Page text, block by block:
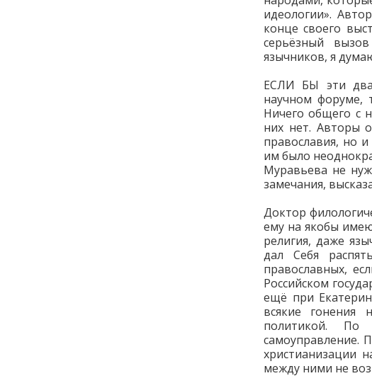
идеологии».
конце своего
серьёзный
язычников, я
ЕСЛИ БЫ эти два
научном форуме,
Ничего общего с
них нет. Авторы
православия, но
им было
Муравьева не
замечания,
Доктор
ему на якобы
религия, даже
дал Себя
православных,
Российском
ещё при
всякие гонения
политикой.
самоуправление.
христианизации
между ними не